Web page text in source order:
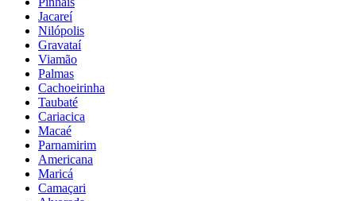
Jacareí
Nilópolis
Gravataí
Viamão
Palmas
Cachoeirinha
Taubaté
Cariacica
Macaé
Parnamirim
Americana
Maricá
Camaçari